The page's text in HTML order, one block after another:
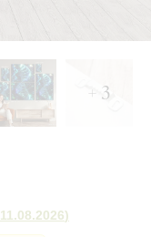
+ 3
11.08.2026)